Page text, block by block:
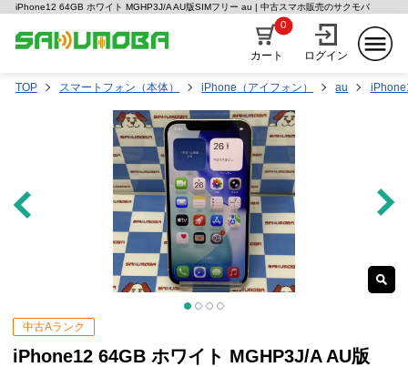
iPhone12 64GB ホワイト MGHP3J/A AU版SIMフリー au | 中古スマホ販売のサクモバ
カート
0
ログイン
TOP スマートフォン（本体） iPhone（アイフォン） au
中古Aランク
iPhone12 64GB ホワイト MGHP3J/A AU版